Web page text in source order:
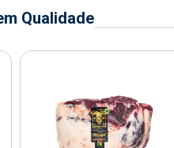
Qualidade